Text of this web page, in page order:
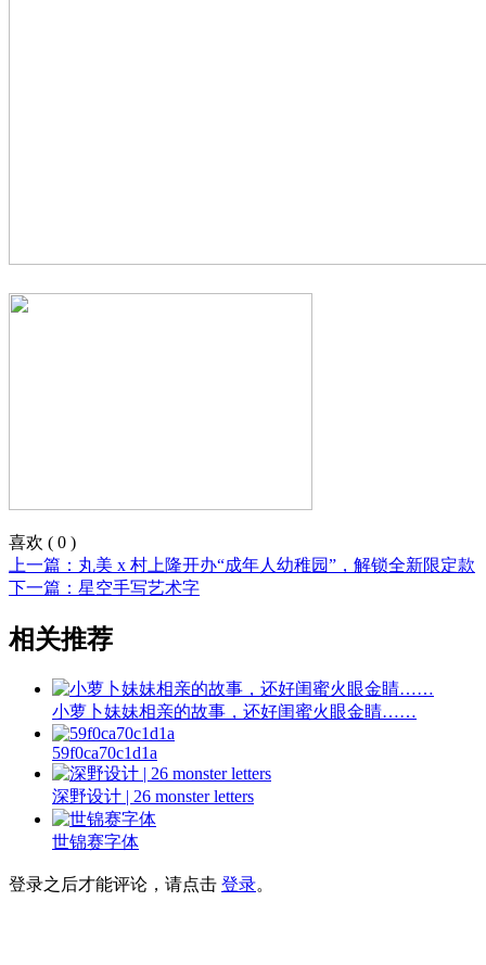
喜欢 ( 0 )
上一篇：丸美 x 村上隆开办“成年人幼稚园”，解锁全新限定款
下一篇：星空手写艺术字
相关推荐
小萝卜妹妹相亲的故事，还好闺蜜火眼金睛……
59f0ca70c1d1a
深野设计 | 26 monster letters
世锦赛字体
登录之后才能评论，请点击 登录。